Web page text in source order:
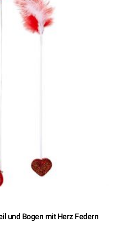
und Bogen mit Herz Federn